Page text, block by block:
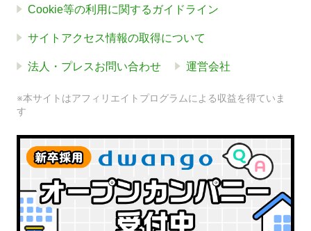
Cookie等の利用に関するガイドライン
サイトアクセス情報の取得について
法人・プレスお問い合わせ 運営会社
※本サイトはアフィリエイトプログラムによる収益を得ていま
す